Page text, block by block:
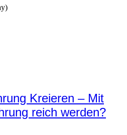
Kreieren – Mit
reich werden?